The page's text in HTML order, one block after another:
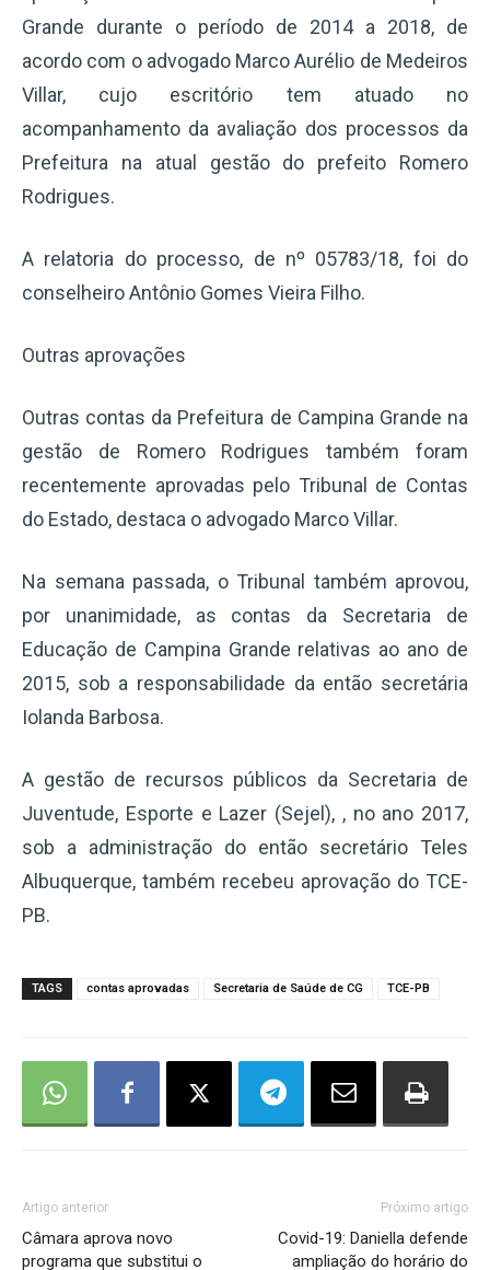
Grande durante o período de 2014 a 2018, de
acordo com o advogado Marco Aurélio de Medeiros
Villar, cujo escritório tem atuado no
acompanhamento da avaliação dos processos da
Prefeitura na atual gestão do prefeito Romero
Rodrigues.
A relatoria do processo, de nº 05783/18, foi do
conselheiro Antônio Gomes Vieira Filho.
Outras aprovações
Outras contas da Prefeitura de Campina Grande na
gestão de Romero Rodrigues também foram
recentemente aprovadas pelo Tribunal de Contas
do Estado, destaca o advogado Marco Villar.
Na semana passada, o Tribunal também aprovou,
por unanimidade, as contas da Secretaria de
Educação de Campina Grande relativas ao ano de
2015, sob a responsabilidade da então secretária
Iolanda Barbosa.
A gestão de recursos públicos da Secretaria de
Juventude, Esporte e Lazer (Sejel), , no ano 2017,
sob a administração do então secretário Teles
Albuquerque, também recebeu aprovação do TCE-
PB.
TAGS contas aprovadas Secretaria de Saúde de CG TCE-PB
Artigo anterior
Câmara aprova novo
programa que substitui o
Próximo artigo
Covid-19: Daniella defende
ampliação do horário do